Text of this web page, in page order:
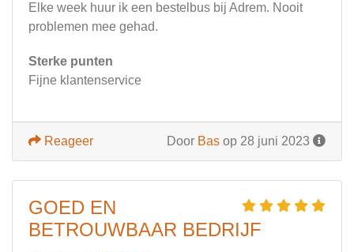
Elke week huur ik een bestelbus bij Adrem. Nooit
problemen mee gehad.
Sterke punten
Fijne klantenservice
Door Bas op 28 juni 2023
Reageer
GOED EN
BETROUWBAAR BEDRIJF